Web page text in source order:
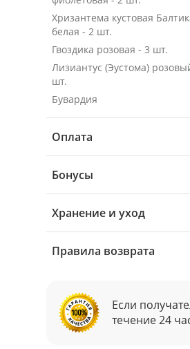
Хризантема кустовая
белая - 2 шт.
Гвоздика розовая - 3 шт.
Лизиантус (Эустома)
шт.
Бувардия
Оплата
Бонусы
Хранение и уход
Правила возврата
Если
течение 24